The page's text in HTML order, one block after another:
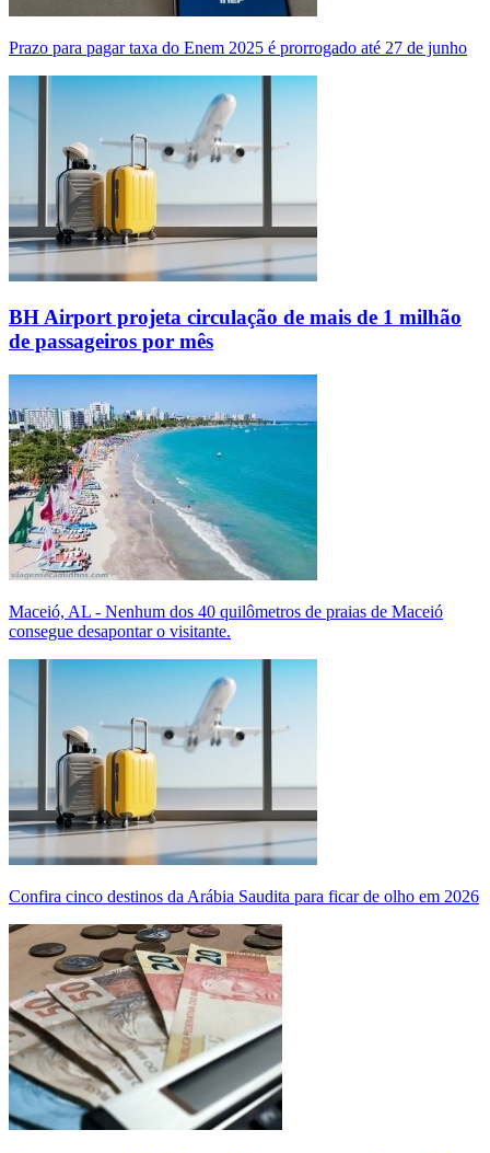
Prazo para pagar taxa do Enem 2025 é prorrogado até 27 de junho
BH Airport projeta circulação de mais de 1 milhão
de passageiros por mês
Maceió, AL - Nenhum dos 40 quilômetros de praias de Maceió
consegue desapontar o visitante.
Confira cinco destinos da Arábia Saudita para ficar de olho em 2026